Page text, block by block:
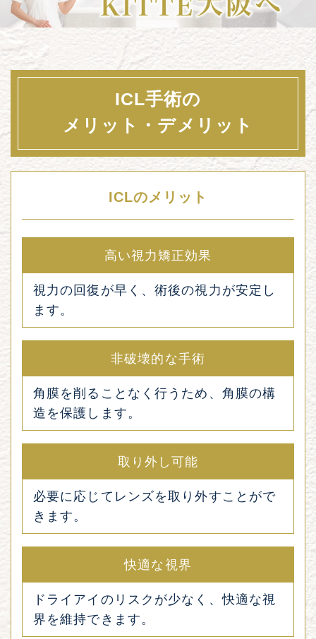
ICL手術の
メリット・デメリット
ICLのメリット
高い視力矯正効果
視力の回復が早く、術後の視力が安定し
ます。
非破壊的な手術
角膜を削ることなく行うため、角膜の構
造を保護します。
取り外し可能
必要に応じてレンズを取り外すことがで
きます。
快適な視界
ドライアイのリスクが少なく、快適な視
界を維持できます。